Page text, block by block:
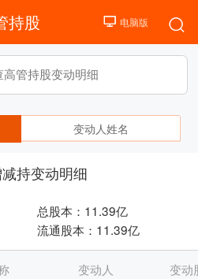
持股
变动人姓名
持变动明细
总股本： 11.39亿
流通股本： 11.39亿
变动人 变动